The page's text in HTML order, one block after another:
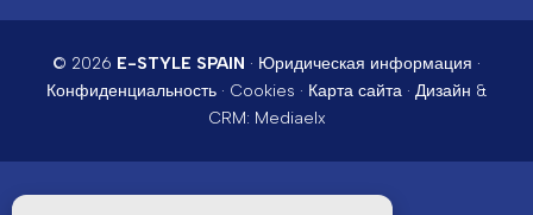
© 2026 E-STYLE SPAIN · Юридическая информация ·
Конфиденциальность· Cookies · Карта сайта· Дизайн &
CRM: Mediaelx